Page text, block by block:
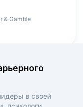
& GambleLab, ex-КРОК
/ ex-Huawei,
в своей